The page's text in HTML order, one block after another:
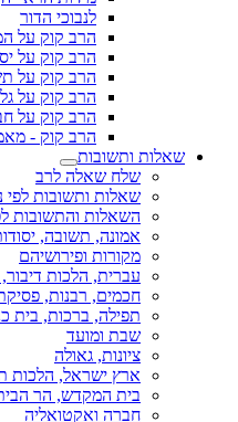
לנבוכי הדור
הרב קוק על
הרב קוק על
הרב קוק על
הרב קוק על
הרב קוק על
הרב קוק -
שאלות ותשובות
שלח שאלה לרב
שאלות ותשובות לפי
השאלות והתשובות
אמונה, תשובה,
מקורות ופירושיהם
עברית, הלכות
חכמים, רבנות,
תפילה, ברכות, בית
שבת ומועד
ציונות, גאולה
ארץ ישראל, הלכות
בית המקדש, הר
חברה ואקטואליה